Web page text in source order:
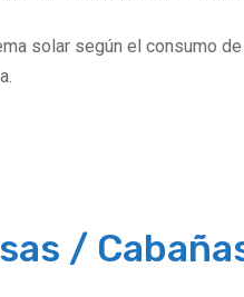
solar según el consumo
/